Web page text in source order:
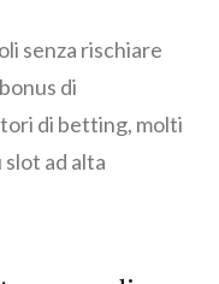
senza rischiare
di
di betting, molti
ad alta